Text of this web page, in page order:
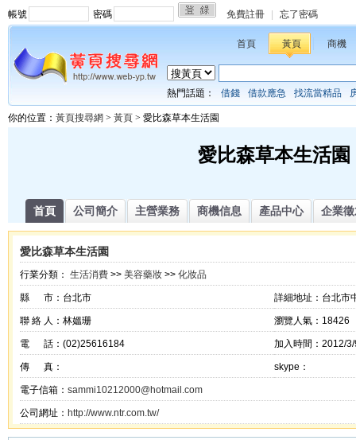
帳號 密碼 免費註冊 忘了密碼
首頁 黃頁 商機
熱門話題： 借錢 借款應急 找流當精品
你的位置： 黃頁搜尋網 > 黃頁 > 愛比森草本生活園
愛比森草本生活園
首頁 公司簡介 主營業務 商機信息 產品中心 企業
愛比森草本生活園
行業分類： 生活消費 >> 美容藥妝 >> 化妝品
縣 市：台北市 詳細地址：台北市
聯 絡 人：林媼珊 瀏覽人氣：18426
電 話：(02)25616184 加入時間：2012/
傳 真： skype：
電子信箱： sammi10212000@hotmail.com
公司網址： http://www.ntr.com.tw/